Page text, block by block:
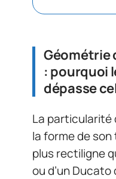
Géométrie
: pourquoi
dépasse
La particularité
la forme de
plus rectiligne
ou d’un